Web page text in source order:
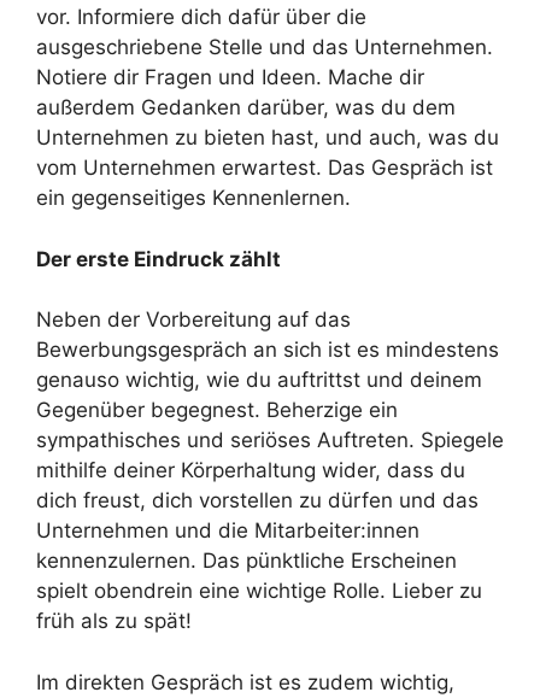
vor. Informiere dich dafür über die
ausgeschriebene Stelle und das Unternehmen.
Notiere dir Fragen und Ideen. Mache dir
außerdem Gedanken darüber, was du dem
Unternehmen zu bieten hast, und auch, was du
vom Unternehmen erwartest. Das Gespräch ist
ein gegenseitiges Kennenlernen.
Der erste Eindruck zählt
Neben der Vorbereitung auf das
Bewerbungsgespräch an sich ist es mindestens
genauso wichtig, wie du auftrittst und deinem
Gegenüber begegnest. Beherzige ein
sympathisches und seriöses Auftreten. Spiegele
mithilfe deiner Körperhaltung wider, dass du
dich freust, dich vorstellen zu dürfen und das
Unternehmen und die Mitarbeiter:innen
kennenzulernen. Das pünktliche Erscheinen
spielt obendrein eine wichtige Rolle. Lieber zu
früh als zu spät!
Im direkten Gespräch ist es zudem wichtig,